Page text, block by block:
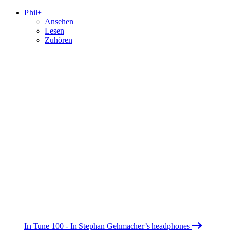
Phil+
Ansehen
Lesen
Zuhören
In Tune 100 - In Stephan Gehmacher’s headphones